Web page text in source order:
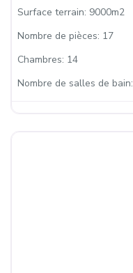
Surface terrain: 9000m2
Nombre de pièces: 17
Chambres: 14
Nombre de salles de bain: